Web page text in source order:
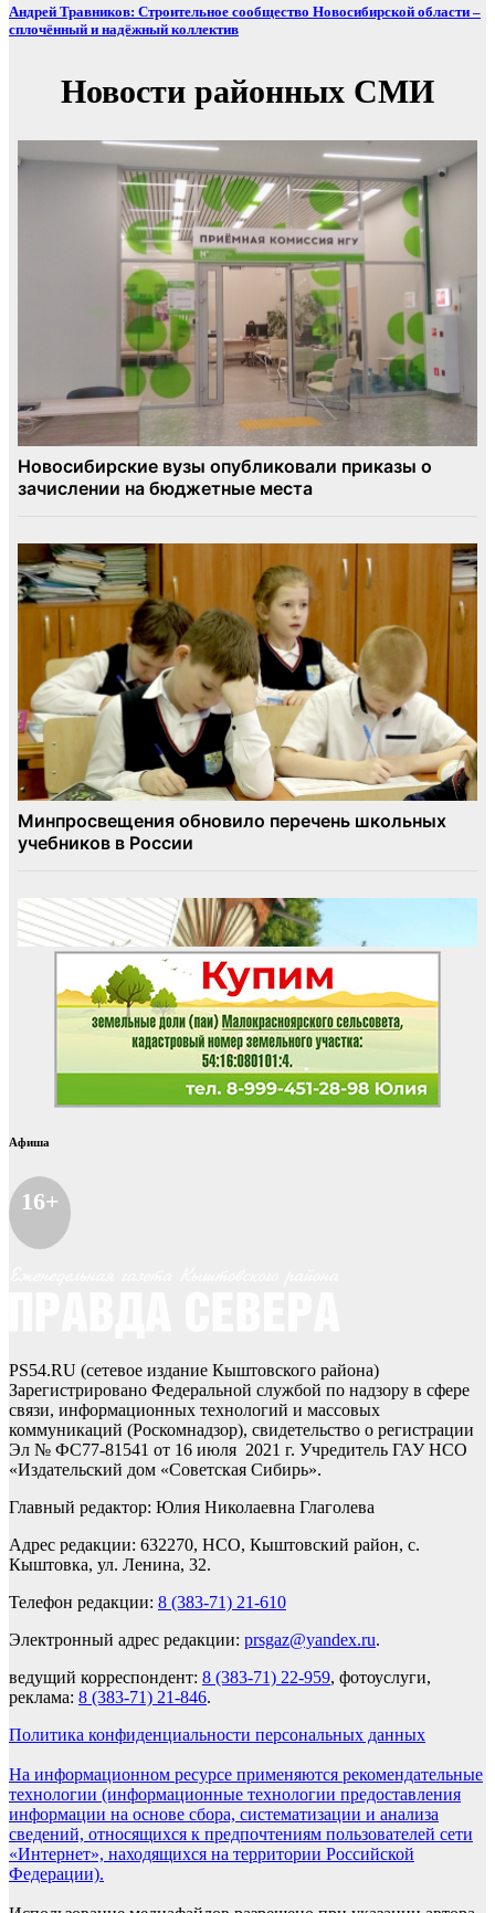
Андрей Травников: Строительное сообщество Новосибирской области –
сплочённый и надёжный коллектив
Афиша
16+
PS54.RU (сетевое издание Кыштовского района)
Зарегистрировано Федеральной службой по надзору в сфере
связи, информационных технологий и массовых
коммуникаций (Роскомнадзор), свидетельство о регистрации
Эл № ФС77-81541 от 16 июля 2021 г. Учредитель ГАУ НСО
«Издательский дом «Советская Сибирь».
Главный редактор: Юлия Николаевна Глаголева
Адрес редакции: 632270, НСО, Кыштовский район, с.
Кыштовка, ул. Ленина, 32.
Телефон редакции: 8 (383-71) 21-610
Электронный адрес редакции: prsgaz@yandex.ru.
ведущий корреспондент: 8 (383-71) 22-959, фотоуслуги,
реклама: 8 (383-71) 21-846.
Политика конфиденциальности персональных данных
На информационном ресурсе применяются рекомендательные
технологии (информационные технологии предоставления
информации на основе сбора, систематизации и анализа
сведений, относящихся к предпочтениям пользователей сети
«Интернет», находящихся на территории Российской
Федерации).